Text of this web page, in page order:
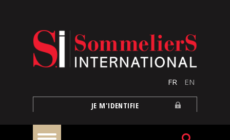
FR EN
JE M'IDENTIFIE